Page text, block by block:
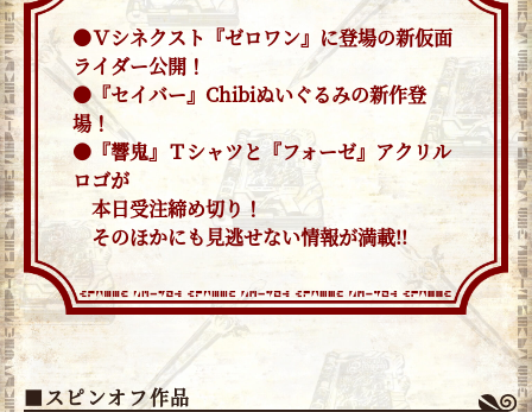
●Ｖシネクスト『ゼロワン』に登場の新仮面
ライダー公開！
●『セイバー』Chibiぬいぐるみの新作登
場！
●『響鬼』Ｔシャツと『フォーゼ』アクリル
ロゴが
本日受注締め切り！
そのほかにも見逃せない情報が満載!!
■スピンオフ作品